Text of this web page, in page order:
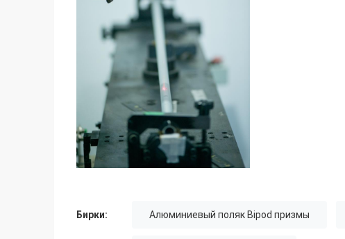
Бирки: Алюминиевый поляк Bipod призмы